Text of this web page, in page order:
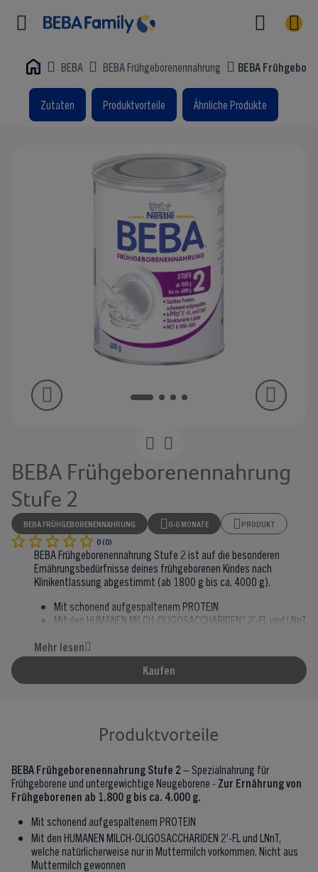
Home BEBA BEBA Frühgeborenennahrung BEBA
Zutaten Produktvorteile Ähnliche Produkte
BEBA Frühgeborenennahrung
Stufe 2
BEBA FRÜHGEBORENENNAHRUNG 0-6 MONATE
PRODUKT
0 (0)
BEBA Frühgeborenennahrung Stufe 2 ist auf die besonderen
Ernährungsbedürfnisse deines frühgeborenen Kindes nach
Klinikentlassung abgestimmt (ab 1800 g bis ca. 4000 g).
Mit schonend aufgespaltenem PROTEIN
Mit den HUMANEN MILCH-OLIGOSACCHARIDEN* 2’-FL und LNnT,
Mit LCP (DHA & ARA), MCT und STRUKTURIERTEN LIPIDEN
Mit angepasstem Energie-, Eiweiß- und Eisengehalt
Zum Diätmanagement bei Frühgeborenen zur Unterstützung
Wachstums
Mehr lesen
Kaufen
Produktvorteile
BEBA Frühgeborenennahrung Stufe 2 – Spezialnahrung für
Frühgeborene und untergewichtige Neugeborene - Zur Ernährung von
Frühgeborenen ab 1.800 g bis ca. 4.000 g.
Mit schonend aufgespaltenem PROTEIN
Mit den HUMANEN MILCH-OLIGOSACCHARIDEN 2’-FL und LNnT,
welche natürlicherweise nur in Muttermilch vorkommen. Nicht aus
Muttermilch gewonnen